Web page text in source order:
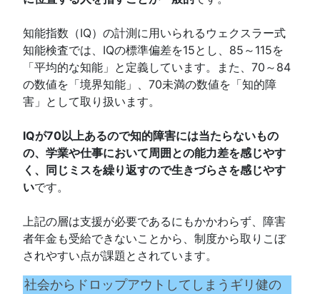
知能指数（IQ）の計測に用いられるウェクスラー式
知能検査では、IQの標準偏差を15とし、85～115を
「平均的な知能」と定義しています。また、70～84
の数値を「境界知能」、70未満の数値を「知的障
害」として取り扱います。
IQが70以上あるので知的障害には当たらないもの
の、学業や仕事において周囲との能力差を感じやす
く、同じミスを繰り返すので生きづらさを感じやす
いです。
上記の層は支援が必要であるにもかかわらず、障害
者年金も受給できないことから、制度から取りこぼ
されやすい点が課題とされています。
社会からドロップアウトしてしまうギリ健の